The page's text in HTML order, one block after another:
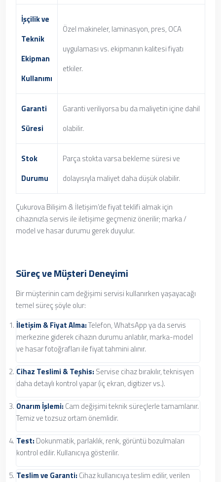
İşçilik ve
Teknik
Ekipman
Kullanımı
Özel makineler, laminasyon, pres, OCA
uygulaması vs. ekipmanın kalitesi fiyatı
etkiler.
Garanti
Süresi
Garanti veriliyorsa bu da maliyetin içine dahil
olabilir.
Stok
Durumu
Parça stokta varsa bekleme süresi ve
dolayısıyla maliyet daha düşük olabilir.
Çukurova Bilişim & İletişim’de fiyat teklifi almak için
cihazınızla servis ile iletişime geçmeniz önerilir; marka /
model ve hasar durumu gerek duyulur.
Süreç ve Müşteri Deneyimi
Bir müşterinin cam değişimi servisi kullanırken yaşayacağı
temel süreç şöyle olur:
İletişim & Fiyat Alma:Telefon, WhatsApp ya da servis
merkezine giderek cihazın durumu anlatılır, marka-model
ve hasar fotoğrafları ile fiyat tahmini alınır.
Cihaz Teslimi & Teşhis: Servise cihaz bırakılır, teknisyen
daha detaylı kontrol yapar (iç ekran, digitizer vs.).
Onarım İşlemi: Cam değişimi teknik süreçlerle tamamlanır.
Temiz ve tozsuz ortam önemlidir.
Test: Dokunmatik, parlaklık, renk, görüntü bozulmaları
kontrol edilir. Kullanıcıya gösterilir.
Teslim ve Garanti: Cihaz kullanıcıya teslim edilir, verilen